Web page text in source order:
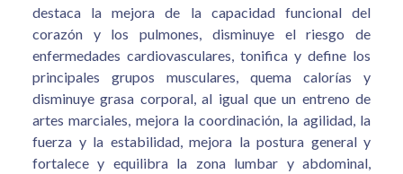
destaca la mejora de la capacidad funcional del
corazón y los pulmones, disminuye el riesgo de
enfermedades cardiovasculares, tonifica y define los
principales grupos musculares, quema calorías y
disminuye grasa corporal, al igual que un entreno de
artes marciales, mejora la coordinación, la agilidad, la
fuerza y la estabilidad, mejora la postura general y
fortalece y equilibra la zona lumbar y abdominal,